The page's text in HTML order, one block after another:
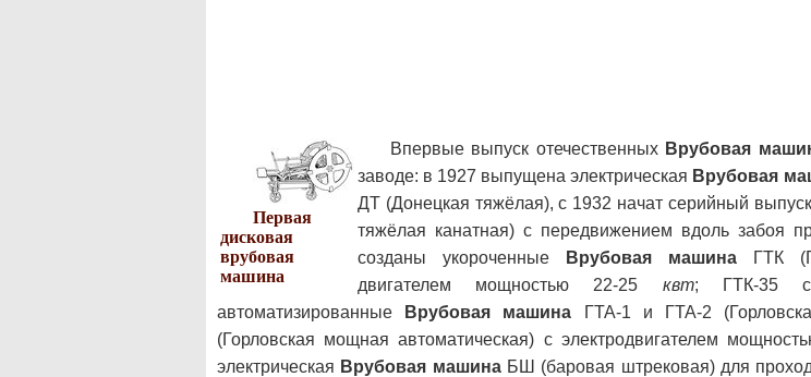
Первая
дисковая
врубовая
машина
Впервые выпуск отечественных Врубовая
заводе: в 1927 выпущена электрическая Врубовая
ДТ (Донецкая тяжёлая), с 1932 начат серийный выпуск
тяжёлая канатная) с передвижением вдоль забоя
созданы укороченные
Врубовая машина ГТК
двигателем мощностью 22-25 квт; ГТК-35
автоматизированные
Врубовая машина ГТА-1 и ГТА-2
(Горловская мощная автоматическая) с электродвигателем
электрическая Врубовая машинаБШ (баровая штрековая) для